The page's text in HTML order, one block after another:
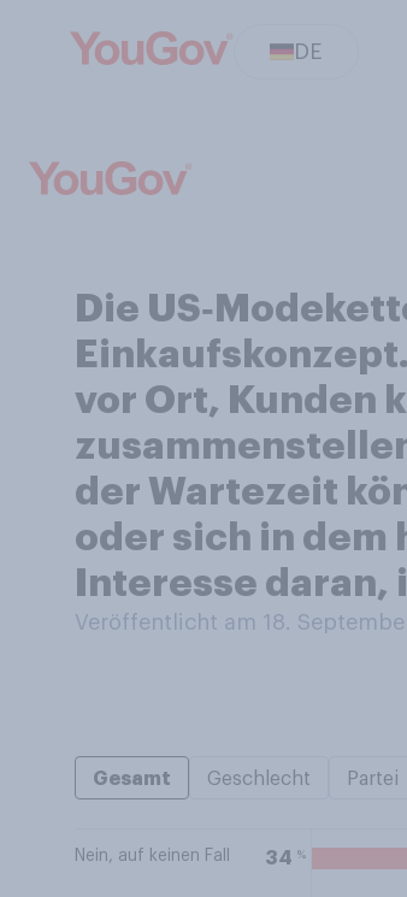
DE
Die
vor Ort, Kunden
der Wartezeit
oder sich in dem
Interesse
Veröffentlicht am 18.
Gesamt Geschlecht Partei
Nein, auf keinen Fall 34 %